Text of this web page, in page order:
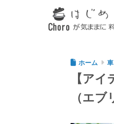
ホーム
【ア
（エブ